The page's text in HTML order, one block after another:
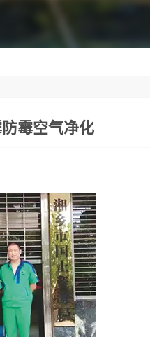
霉空气净化